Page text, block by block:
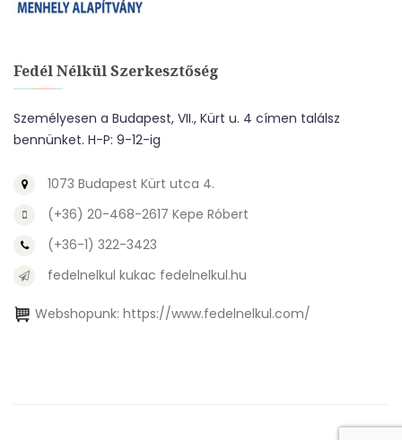
Fedél Nélkül Szerkesztőség
Személyesen a Budapest, VII., Kürt u. 4 címen találsz
bennünket. H-P: 9-12-ig
1073 Budapest Kürt utca 4.
(+36) 20-468-2617 Kepe Róbert
(+36-1) 322-3423
fedelnelkul kukac fedelnelkul.hu
Webshopunk: https://www.fedelnelkul.com/